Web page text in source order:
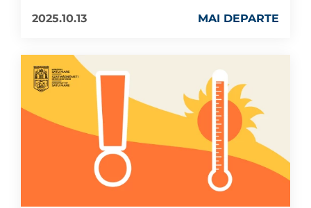
2025.10.13
MAI DEPARTE